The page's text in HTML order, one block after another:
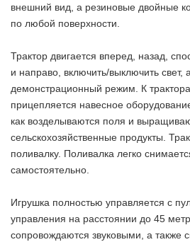
внешний вид, а резиновые двойные
по любой поверхности.
Трактор двигается вперед, назад,
и направо, включить/выключить свет,
демонстрационный режим. К
прицепляется навесное
как возделываются поля и
сельскохозяйственные продукты.
поливалку. Поливалка легко
самостоятельно.
Игрушка полностью управляется с
управления на расстоянии до 45
сопровождаются звуковыми, а также